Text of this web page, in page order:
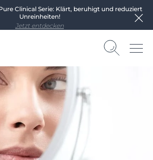
Clinical Serie: Klärt, beruhigt und reduziert
Unreinheiten!
Jetzt entdecken